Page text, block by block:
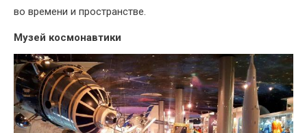
во времени и пространстве.
Музей космонавтики